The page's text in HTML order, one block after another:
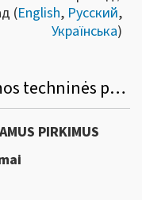
(English, Русский,
Українська)
Akcizų informacinės sistemos techninės priežiūros paslaugų viešasis pirkimas
PIRKIMUS